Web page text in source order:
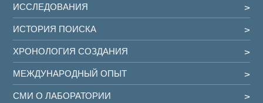
ИССЛЕДОВАНИЯ
ИСТОРИЯ ПОИСКА
ХРОНОЛОГИЯ СОЗДАНИЯ
МЕЖДУНАРОДНЫЙ ОПЫТ
СМИ О ЛАБОРАТОРИИ